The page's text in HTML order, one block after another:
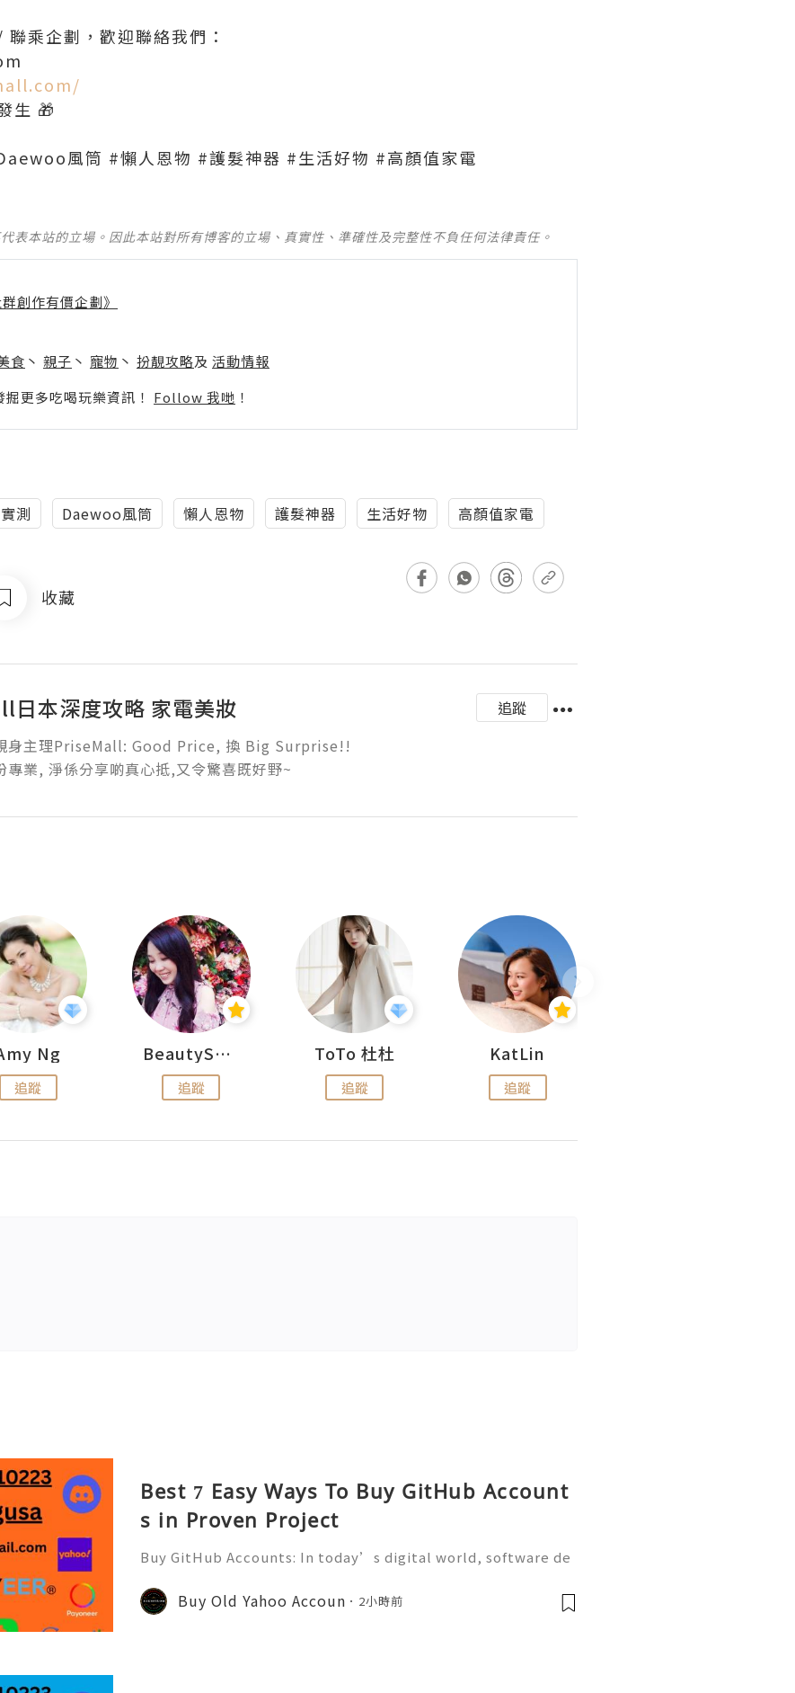
乘企劃，歡迎聯絡我們：
生 🎁
表本站的立場。因此本站對所有博客的立場、真實性、準確性及完整性不負任何法律責任。
創作有價企劃》
食 丶 親子 丶 寵物 丶 扮靚攻略及 活動情報
更多吃喝玩樂資訊！ Follow 我哋 ！
測 Daewoo風筒 懶人恩物 護髮神器 生活好物 高顏值家電
收藏
日本深度攻略 家電美妝
追蹤
身主理PriseMall: Good Price, 換 Big Surprise!!
專業, 淨係分享啲真心抵,又令驚喜既好野~
Ng
追蹤
BeautySearch
追蹤
ToTo 杜杜
追蹤
KatLin
追蹤
Best 7 Easy Ways To Buy GitHub Account
s in Proven Project
Buy GitHub Accounts: In today’s digital world, software de
n ever. GitHub has become one of the most widely used plat
forms for developers, compa
Buy Old Yahoo Accoun 2小時前